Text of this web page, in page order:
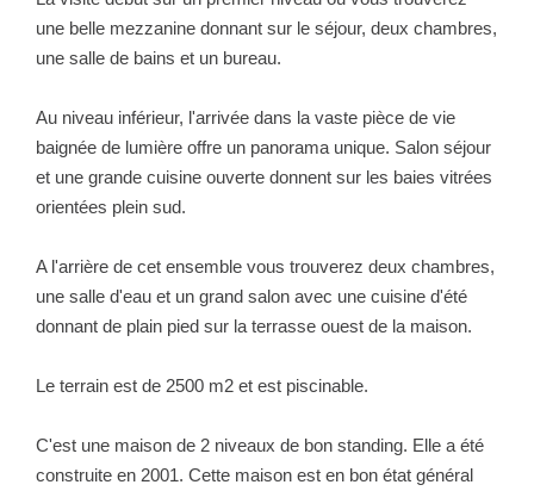
Nous Rejoindre
Nos Actualités Immo
ESPACE CLIENT
Espace Client Aurillac (AGI)
une belle mezzanine donnant sur le séjour, deux chambres,
une salle de bains et un bureau.
Au niveau inférieur, l'arrivée dans la vaste pièce de vie
baignée de lumière offre un panorama unique. Salon séjour
et une grande cuisine ouverte donnent sur les baies vitrées
orientées plein sud.
A l'arrière de cet ensemble vous trouverez deux chambres,
une salle d'eau et un grand salon avec une cuisine d'été
donnant de plain pied sur la terrasse ouest de la maison.
Le terrain est de 2500 m2 et est piscinable.
C'est une maison de 2 niveaux de bon standing. Elle a été
construite en 2001. Cette maison est en bon état général